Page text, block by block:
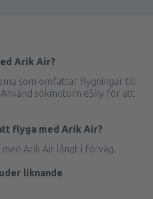
Arik Air?
som omfattar flygningar till
sökmotorn eSky för att
flyga med Arik Air?
Arik Air långt i förväg.
liknande